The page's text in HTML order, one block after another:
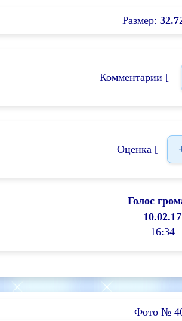
Размер:
Комментарии [
Оценка [
Голос
10.02.17
16:34
Фото №